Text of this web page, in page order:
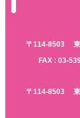
〒114-8503
FAX : 03-
〒114-8503